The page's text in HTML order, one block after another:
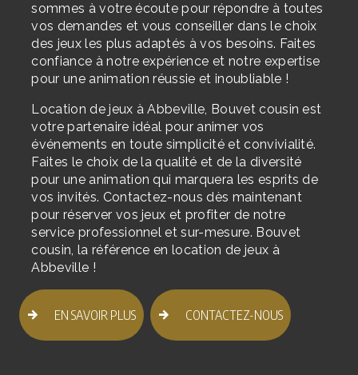
sommes à votre écoute pour répondre à toutes
vos demandes et vous conseiller dans le choix
des jeux les plus adaptés à vos besoins. Faites
confiance à notre expérience et notre expertise
pour une animation réussie et inoubliable !
Location de jeux à Abbeville, Bouvet cousin est
votre partenaire idéal pour animer vos
événements en toute simplicité et convivialité.
Faites le choix de la qualité et de la diversité
pour une animation qui marquera les esprits de
vos invités. Contactez-nous dès maintenant
pour réserver vos jeux et profiter de notre
service professionnel et sur-mesure. Bouvet
cousin, la référence en location de jeux à
Abbeville !
EN SAVOIR PLUS CONTACTEZ-NOUS